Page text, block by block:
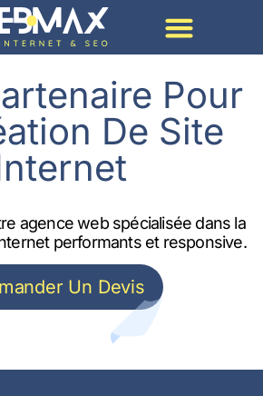
Pour
De Site
agence web spécialisée dans la
performants et responsive.
Un Devis